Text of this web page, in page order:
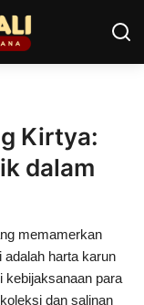
Kirtya:
dalam
memamerkan
adalah harta karun
kebijaksanaan para
dan salinan